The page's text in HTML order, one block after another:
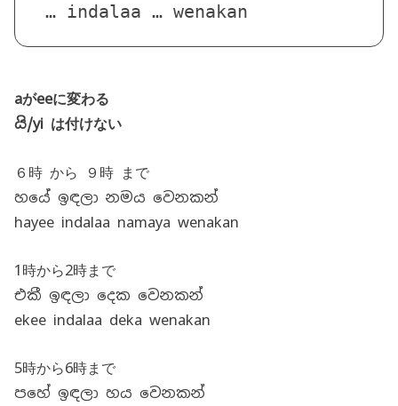
… indalaa … wenakan
aがeeに変わる
යි/yi は付けない
６時 から ９時 まで
හයේ ඉඳලා නමය වෙනකන්
hayee indalaa namaya wenakan
1時から2時まで
එකී ඉඳලා දෙක වෙනකන්
ekee indalaa deka wenakan
5時から6時まで
පහේ ඉඳලා හය වෙනකන්